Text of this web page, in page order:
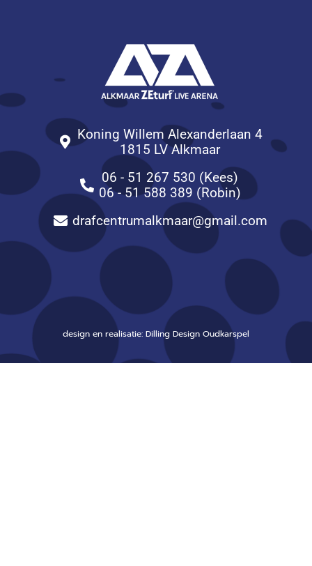
Koning Willem Alexanderlaan 4
1815 LV Alkmaar
06 - 51 267 530 (Kees)
06 - 51 588 389 (Robin)
drafcentrumalkmaar@gmail.com
design en realisatie: Dilling Design Oudkarspel